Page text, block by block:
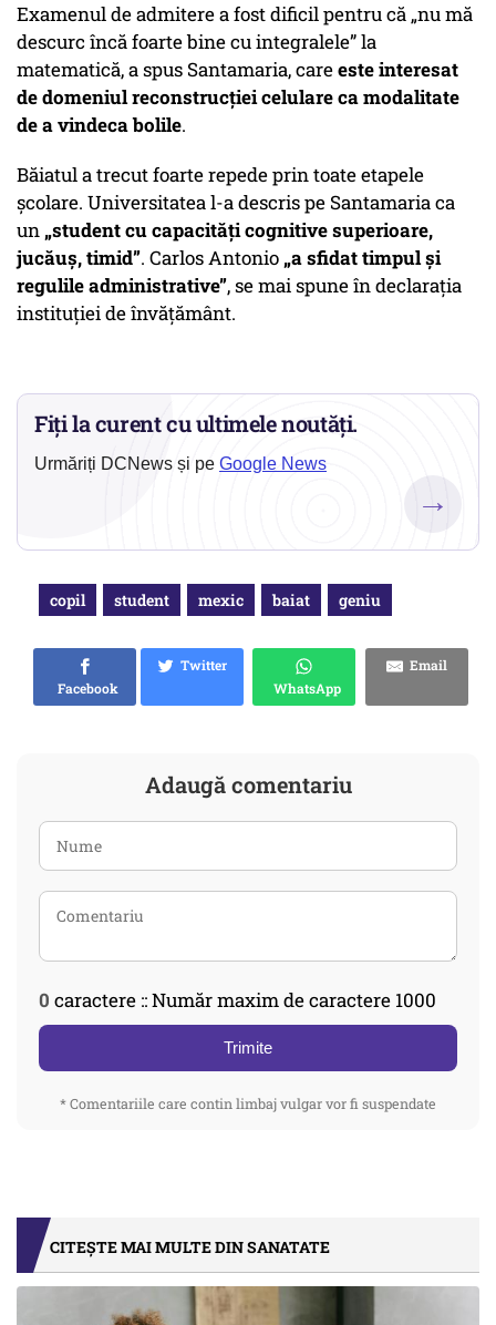
Examenul de admitere a fost dificil pentru că „nu mă
descurc încă foarte bine cu integralele”la
matematică, a spus Santamaria, careeste interesat
de domeniul reconstrucţiei celulare ca modalitate
de a vindeca bolile.
Băiatul a trecut foarte repede prin toate etapele
şcolare. Universitatea l-a descris pe Santamaria ca
un „student cu capacităţi cognitive superioare,
jucăuş, timid”. Carlos Antonio „a sfidat timpul şi
regulile administrative”, se mai spune în declaraţia
instituţiei de învăţământ.
Fiți la curent cu ultimele noutăți.
Urmăriți DCNews și pe Google News
→
copil student mexic baiat geniu
Facebook
Twitter
WhatsApp
Email
Adaugă comentariu
0 caractere :: Număr maxim de caractere 1000
Trimite
* Comentariile care contin limbaj vulgar vor fi suspendate
CITEȘTE MAI MULTE DIN SANATATE